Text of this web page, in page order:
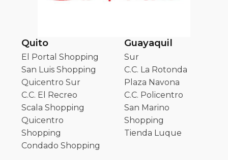
Quito
El Portal Shopping
San Luis Shopping
Quicentro Sur
C.C. El Recreo
Scala Shopping
Quicentro
Shopping
Condado Shopping
Guayaquil
Sur
C.C. La Rotonda
Plaza Navona
C.C. Policentro
San Marino
Shopping
Tienda Luque